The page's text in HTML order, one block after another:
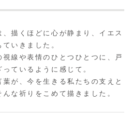
、描くほどに心が静まり、イエス
いきました。
線や表情のひとつひとつに、戸
ているように感じて。
が、今を生きる私たちの支えと
な祈りをこめて描きました。